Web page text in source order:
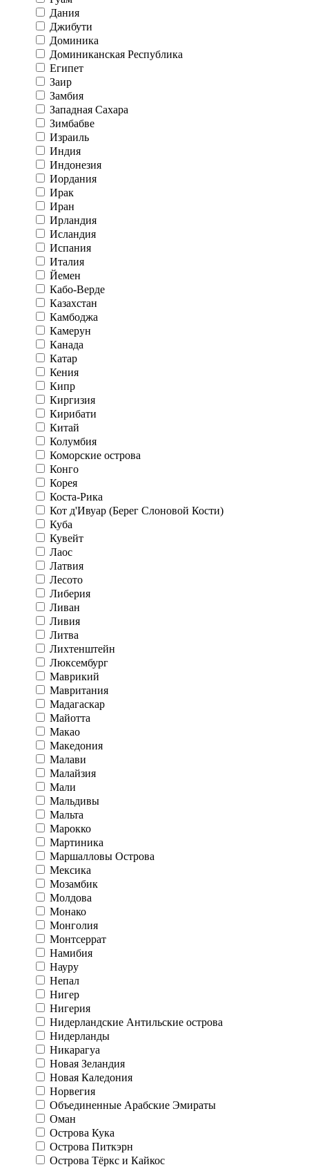
Дания
Джибути
Доминика
Доминиканская Республика
Египет
Заир
Замбия
Западная Сахара
Зимбабве
Израиль
Индия
Индонезия
Иордания
Ирак
Иран
Ирландия
Исландия
Испания
Италия
Йемен
Кабо-Верде
Казахстан
Камбоджа
Камерун
Канада
Катар
Кения
Кипр
Киргизия
Кирибати
Китай
Колумбия
Коморские острова
Конго
Корея
Коста-Рика
Кот д'Ивуар (Берег Слоновой Кости)
Куба
Кувейт
Лаос
Латвия
Лесото
Либерия
Ливан
Ливия
Литва
Лихтенштейн
Люксембург
Маврикий
Мавритания
Мадагаскар
Майотта
Макао
Македония
Малави
Малайзия
Мали
Мальдивы
Мальта
Марокко
Мартиника
Маршалловы Острова
Мексика
Мозамбик
Молдова
Монако
Монголия
Монтсеррат
Намибия
Науру
Непал
Нигер
Нигерия
Нидерландские Антильские острова
Нидерланды
Никарагуа
Новая Зеландия
Новая Каледония
Норвегия
Объединенные Арабские Эмираты
Оман
Острова Кука
Острова Питкэрн
Острова Тёркс и Кайкос